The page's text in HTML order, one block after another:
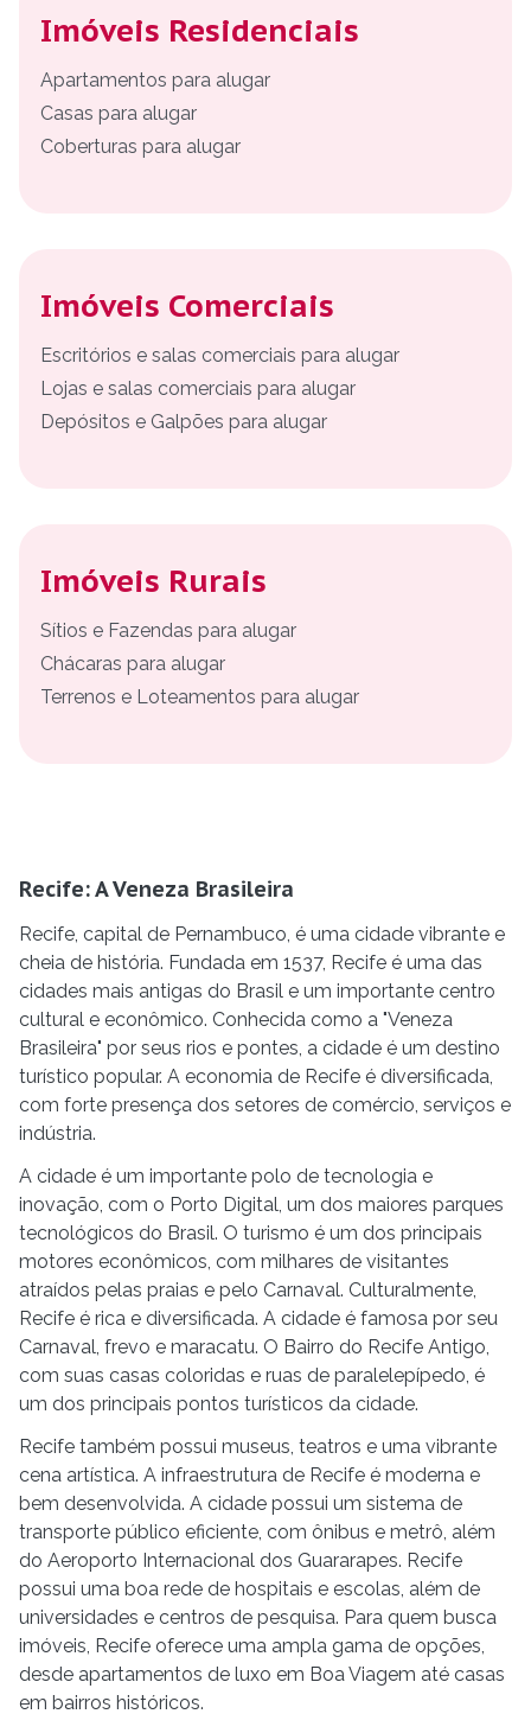
Imóveis Residenciais
Apartamentos para alugar
Casas para alugar
Coberturas para alugar
Imóveis Comerciais
Escritórios e salas comerciais para alugar
Lojas e salas comerciais para alugar
Depósitos e Galpões para alugar
Imóveis Rurais
Sítios e Fazendas para alugar
Chácaras para alugar
Terrenos e Loteamentos para alugar
Recife: A Veneza Brasileira
Recife, capital de Pernambuco, é uma cidade vibrante e
cheia de história. Fundada em 1537, Recife é uma das
cidades mais antigas do Brasil e um importante centro
cultural e econômico. Conhecida como a "Veneza
Brasileira" por seus rios e pontes, a cidade é um destino
turístico popular. A economia de Recife é diversificada,
com forte presença dos setores de comércio, serviços e
indústria.
A cidade é um importante polo de tecnologia e
inovação, com o Porto Digital, um dos maiores parques
tecnológicos do Brasil. O turismo é um dos principais
motores econômicos, com milhares de visitantes
atraídos pelas praias e pelo Carnaval. Culturalmente,
Recife é rica e diversificada. A cidade é famosa por seu
Carnaval, frevo e maracatu. O Bairro do Recife Antigo,
com suas casas coloridas e ruas de paralelepípedo, é
um dos principais pontos turísticos da cidade.
Recife também possui museus, teatros e uma vibrante
cena artística. A infraestrutura de Recife é moderna e
bem desenvolvida. A cidade possui um sistema de
transporte público eficiente, com ônibus e metrô, além
do Aeroporto Internacional dos Guararapes. Recife
possui uma boa rede de hospitais e escolas, além de
universidades e centros de pesquisa. Para quem busca
imóveis, Recife oferece uma ampla gama de opções,
desde apartamentos de luxo em Boa Viagem até casas
em bairros históricos.